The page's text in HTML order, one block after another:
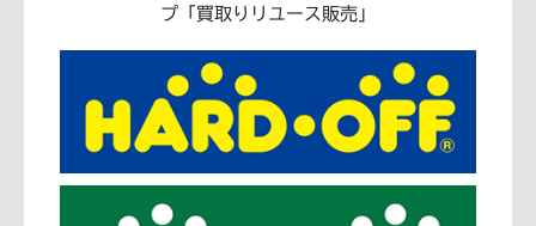
プ「買取りリユース販売」